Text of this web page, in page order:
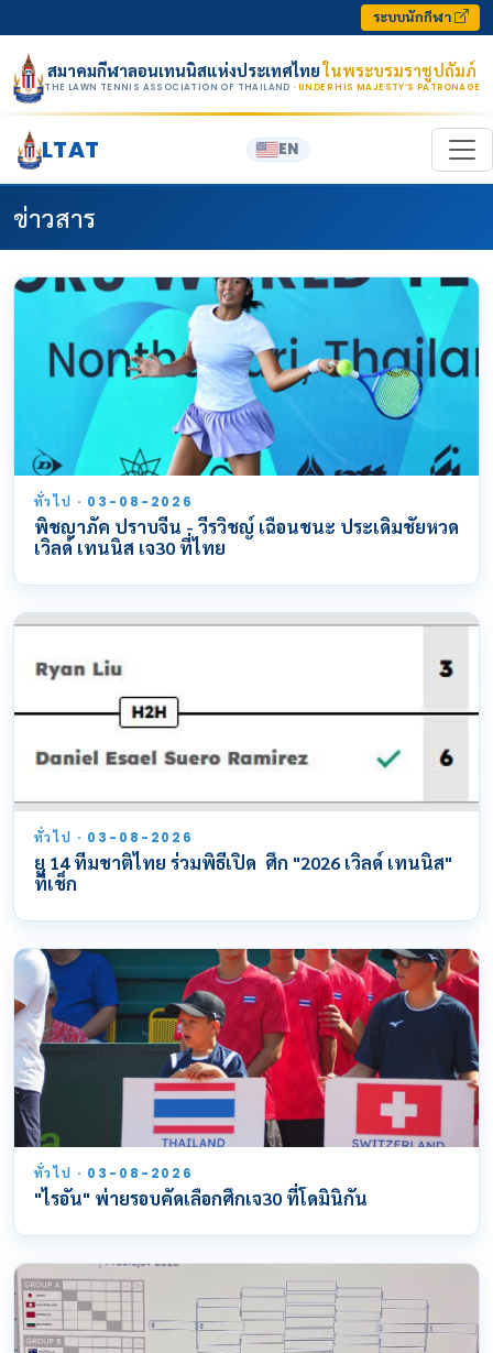
ระบบนักกีฬา
สมาคมกีฬาลอนเทนนิสแห่งประเทศไทยในพระบรมราชูปถัมภ์
THE LAWN TENNIS ASSOCIATION OF THAILAND · UNDER HIS MAJESTY’S PATRONAGE
LTAT EN
ข่าวสาร
ทั่วไป · 03-08-2026
พิชญาภัค ปราบจีน - วีรวิชญ์ เฉือนชนะ ประเดิมชัยหวด
เวิลด์ เทนนิส เจ30 ที่ไทย
ทั่วไป · 03-08-2026
ยู 14 ทีมชาติไทย ร่วมพิธีเปิด ศึก "2026 เวิลด์ เทนนิส"
ที่เช็ก
ทั่วไป · 03-08-2026
"ไรอัน" พ่ายรอบคัดเลือกศึกเจ30 ที่โดมินิกัน